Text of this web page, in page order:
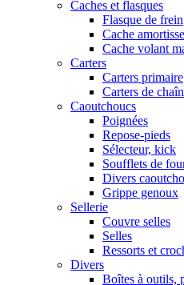
Caches et flasques
Flasque de frein
Cache
Cache volant
Carters
Carters primaire
Carters de
Caoutchoucs
Poignées
Repose-pieds
Sélecteur, kick
Soufflets de
Divers
Grippe genoux
Sellerie
Couvre selles
Selles
Ressorts et
Divers
Boîtes à outils,